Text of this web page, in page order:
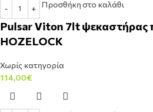
Προσθήκη στο καλάθι
Pulsar Viton 7lt ψεκαστήρας
HOZELOCK
Χωρίς κατηγορία
114,00€